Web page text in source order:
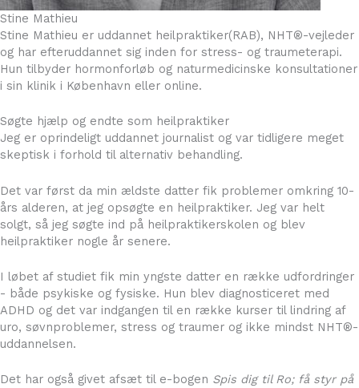
Stine Mathieu
Stine Mathieu er uddannet heilpraktiker(RAB), NHT®-vejleder
og har efteruddannet sig inden for stress- og traumeterapi.
Hun tilbyder hormonforløb og naturmedicinske konsultationer
i sin klinik i København eller online.
Søgte hjælp og endte som heilpraktiker
Jeg er oprindeligt uddannet journalist og var tidligere meget
skeptisk i forhold til alternativ behandling.
Det var først da min ældste datter fik problemer omkring 10-
års alderen, at jeg opsøgte en heilpraktiker. Jeg var helt
solgt, så jeg søgte ind på heilpraktikerskolen og blev
heilpraktiker nogle år senere.
I løbet af studiet fik min yngste datter en række udfordringer
- både psykiske og fysiske. Hun blev diagnosticeret med
ADHD og det var indgangen til en række kurser til lindring af
uro, søvnproblemer, stress og traumer og ikke mindst NHT®-
uddannelsen.
Det har også givet afsæt til e-bogen Spis dig til Ro; få styr på